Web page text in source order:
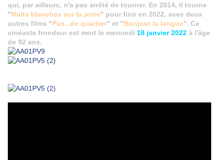
qui, par ailleurs, n'a pas arrêté de tourner. En 2014, il tourne
"Nuits blanches sur la jetée" pour finir en 2022, avec deux
autres films "Pas...de quartier" et "Bonjour la langue". Ce
cinéaste frondeur est mort le mercredi 18 janvier 2022 à l'âge
de 92 ans.